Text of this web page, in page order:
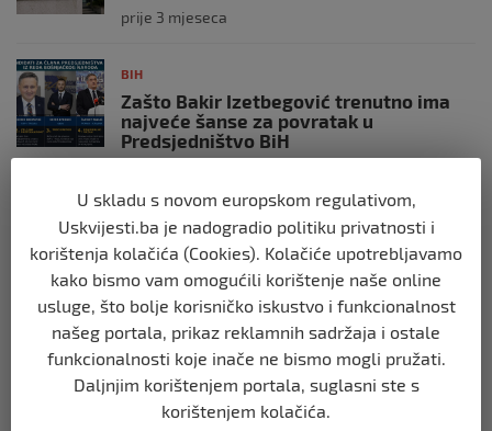
prije 3 mjeseca
BIH
Zašto Bakir Izetbegović trenutno ima
najveće šanse za povratak u
Predsjedništvo BiH
BIH
Demantij Federalnog ministarstva
unutrašnjih poslova
prije 5 mjeseci
BIH
Akcija SIPA-e: Pretresaju se stambeni i
pomoćni objekti
U skladu s novom europskom regulativom,
Uskvijesti.ba je nadogradio politiku privatnosti i
korištenja kolačića (Cookies). Kolačiće upotrebljavamo
kako bismo vam omogućili korištenje naše online
usluge, što bolje korisničko iskustvo i funkcionalnost
našeg portala, prikaz reklamnih sadržaja i ostale
funkcionalnosti koje inače ne bismo mogli pružati.
Daljnjim korištenjem portala, suglasni ste s
korištenjem kolačića.